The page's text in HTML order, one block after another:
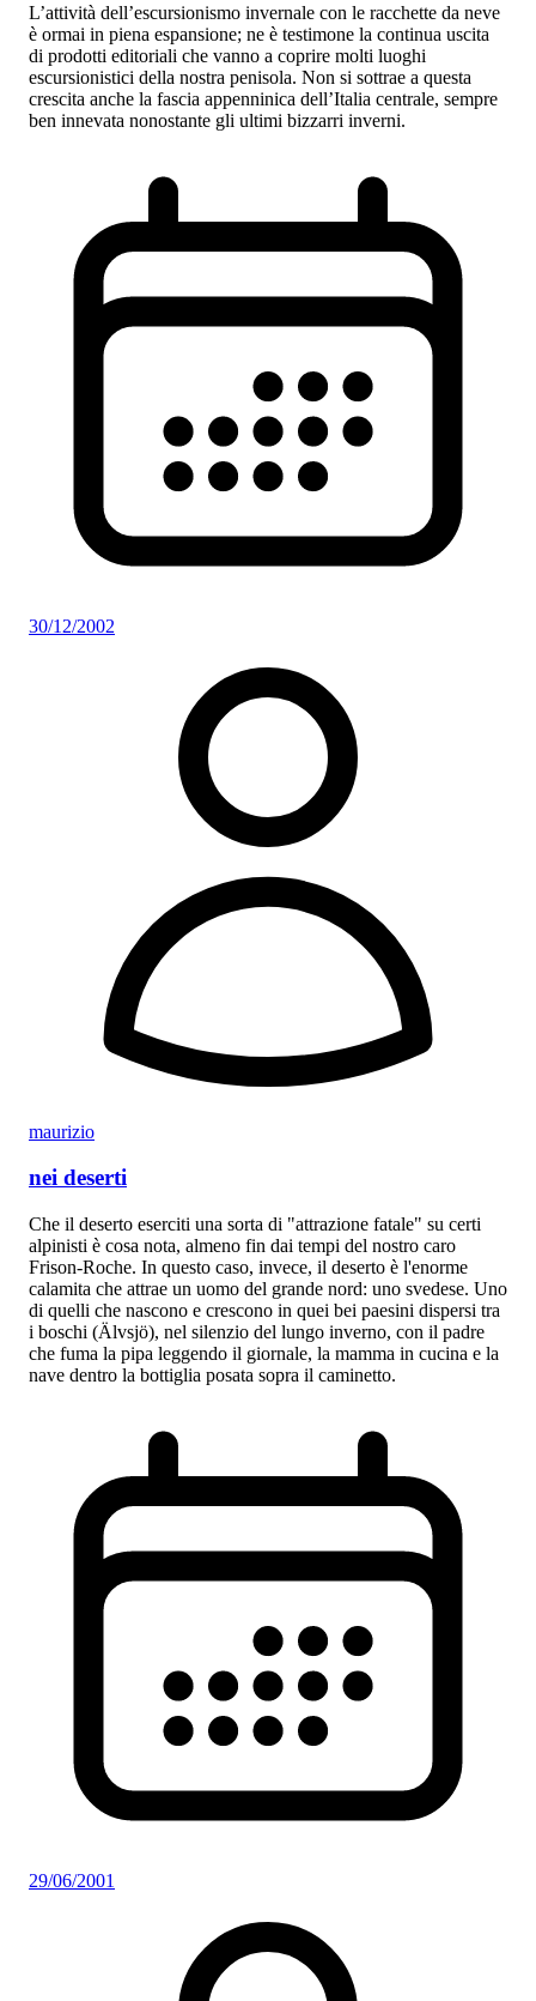
L’attività dell’escursionismo invernale con le racchette da neve
è ormai in piena espansione; ne è testimone la continua uscita
di prodotti editoriali che vanno a coprire molti luoghi
escursionistici della nostra penisola. Non si sottrae a questa
crescita anche la fascia appenninica dell’Italia centrale, sempre
ben innevata nonostante gli ultimi bizzarri inverni.
30/12/2002
maurizio
nei deserti
Che il deserto eserciti una sorta di "attrazione fatale" su certi
alpinisti è cosa nota, almeno fin dai tempi del nostro caro
Frison-Roche. In questo caso, invece, il deserto è l'enorme
calamita che attrae un uomo del grande nord: uno svedese. Uno
di quelli che nascono e crescono in quei bei paesini dispersi tra
i boschi (Älvsjö), nel silenzio del lungo inverno, con il padre
che fuma la pipa leggendo il giornale, la mamma in cucina e la
nave dentro la bottiglia posata sopra il caminetto.
29/06/2001